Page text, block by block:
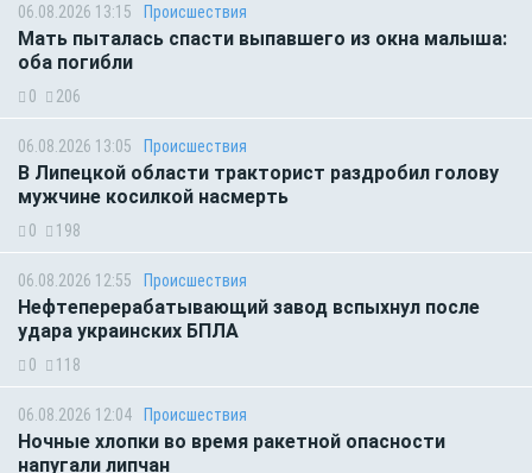
06.08.2026 13:15 Происшествия
Мать пыталась спасти выпавшего из окна малыша:
оба погибли
0 206
06.08.2026 13:05 Происшествия
В Липецкой области тракторист раздробил голову
мужчине косилкой насмерть
0 198
06.08.2026 12:55 Происшествия
Нефтеперерабатывающий завод вспыхнул после
удара украинских БПЛА
0 118
06.08.2026 12:04 Происшествия
Ночные хлопки во время ракетной опасности
напугали липчан